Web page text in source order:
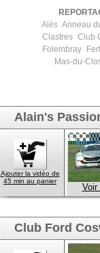
Alès Anneau
Clastres Club
Folembray
Mas-du-
Alain's
Ajouter la vidéo de
45 min au panier
Voir
Club Ford